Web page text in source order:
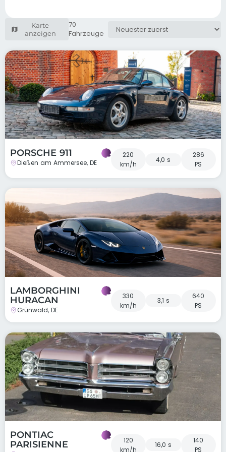
Karte
anzeigen
70
Fahrzeuge
PORSCHE 911
Dießen am Ammersee, DE
220
km/h
4,0 s
286
PS
LAMBORGHINI
HURACAN
Grünwald, DE
330
km/h
3,1 s
640
PS
PONTIAC
PARISIENNE
120
km/h
16,0 s
140
PS